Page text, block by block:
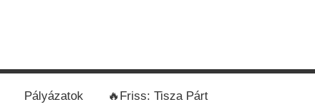
Pályázatok 🔥Friss: Tisza Párt